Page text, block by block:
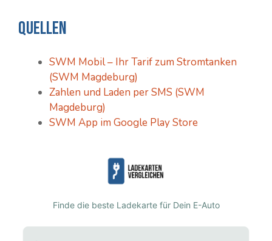
Quellen
SWM Mobil – Ihr Tarif zum Stromtanken
(SWM Magdeburg)
Zahlen und Laden per SMS (SWM
Magdeburg)
SWM App im Google Play Store
Finde die beste Ladekarte für Dein E-Auto